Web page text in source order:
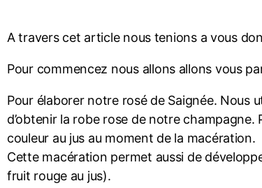
A travers cet article nous tenions a vous
Pour commencez nous allons allons vous
Pour élaborer notre rosé de Saignée. Nous
d’obtenir la robe rose de notre champagne.
couleur au jus au moment de la macération.
Cette macération permet aussi de
fruit rouge au jus).